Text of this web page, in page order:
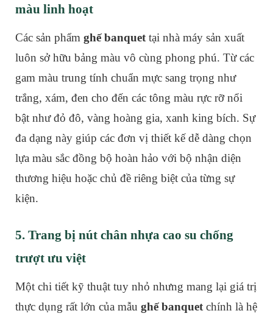
màu linh hoạt
Các sản phẩm ghế banquet tại nhà máy sản xuất
luôn sở hữu bảng màu vô cùng phong phú. Từ các
gam màu trung tính chuẩn mực sang trọng như
trắng, xám, đen cho đến các tông màu rực rỡ nổi
bật như đỏ đô, vàng hoàng gia, xanh king bích. Sự
đa dạng này giúp các đơn vị thiết kế dễ dàng chọn
lựa màu sắc đồng bộ hoàn hảo với bộ nhận diện
thương hiệu hoặc chủ đề riêng biệt của từng sự
kiện.
5. Trang bị nút chân nhựa cao su chống
trượt ưu việt
Một chi tiết kỹ thuật tuy nhỏ nhưng mang lại giá trị
thực dụng rất lớn của mẫu ghế banquet chính là hệ